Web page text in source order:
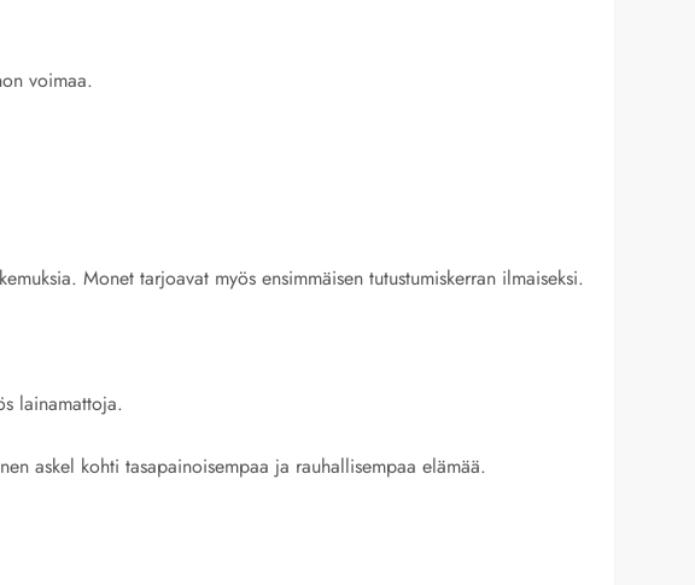
voimaa.
Monet tarjoavat myös ensimmäisen tutustumiskerran ilmaiseksi.
lainamattoja.
askel kohti tasapainoisempaa ja rauhallisempaa elämää.